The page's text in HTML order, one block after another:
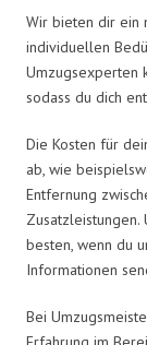
Wir bieten dir ein
individuellen
Umzugsexperten
sodass du dich
Die Kosten für
ab, wie
Entfernung
Zusatzleistungen.
besten, wenn du
Informationen
Bei